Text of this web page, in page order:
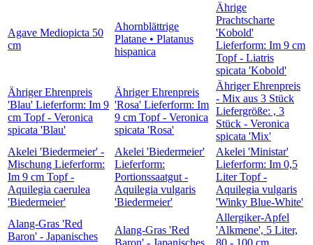
Agave Mediopicta 50
cm
Ahornblättrige
Platane • Platanus
hispanica
Ährige
Prachtscharte
'Kobold'
Lieferform: Im 9 cm
Topf - Liatris
spicata 'Kobold'
Ähriger Ehrenpreis
'Blau' Lieferform: Im 9
cm Topf - Veronica
spicata 'Blau'
Ähriger Ehrenpreis
'Rosa' Lieferform: Im
9 cm Topf - Veronica
spicata 'Rosa'
Ähriger Ehrenpreis
- Mix aus 3 Stück
Liefergröße: , 3
Stück - Veronica
spicata 'Mix'
Akelei 'Biedermeier' -
Mischung Lieferform:
Im 9 cm Topf -
Aquilegia caerulea
'Biedermeier'
Akelei 'Biedermeier'
Lieferform:
Portionssaatgut -
Aquilegia vulgaris
'Biedermeier'
Akelei 'Ministar'
Lieferform: Im 0,5
Liter Topf -
Aquilegia vulgaris
'Winky Blue-White'
Alang-Gras 'Red
Baron' - Japanisches
Alang-Gras 'Red
Baron' - Japanisches
Allergiker-Apfel
'Alkmene', 5 Liter,
80 - 100 cm,